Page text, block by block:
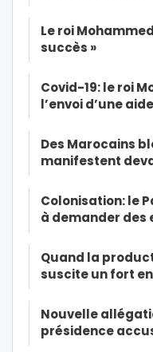
Le roi
succès »
Covid-19: le roi
l’envoi d’une
Des Marocains
manifestent
Colonisation: le
à demander des
Quand la
suscite un fort
Nouvelle
présidence